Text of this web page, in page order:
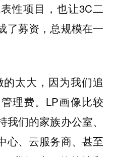
性项目，也让3C二
了募资，总规模在一
太大，因为我们追
理费。LP画像比较
们的家族办公室、
心、云服务商、甚至